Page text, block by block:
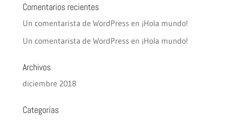
Comentarios recientes
Un comentarista de WordPressen ¡Hola mundo!
Un comentarista de WordPressen ¡Hola mundo!
Archivos
diciembre 2018
Categorías